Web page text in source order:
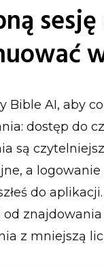
Bible AI, aby
dostęp do
są
a
do
od
z mniejszą